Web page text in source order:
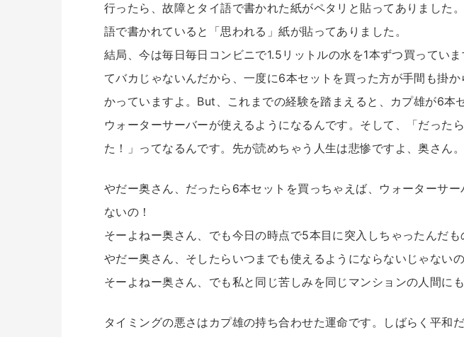
行ったら、故障とタイ語で書かれた紙がペタリと貼ってありました
語で書かれていると「思われる」紙が貼ってありました。
結局、今は毎日毎日コンビニで1.5リットルの水を1本ずつ買ってい
てバカじゃないんだから、一度に6本セットを買った方が手間も掛
かっていますよ。But、これまでの経験を踏まえると、カプ雄が6本
ウォーターサーバーが使えるようになるんです。そして、「だった
た！」ってなるんです。先が読めちゃう人生は悲惨ですよ、奥さん。
やだー奥さん、だったら6本セットを買っちゃえば、ウォーターサ
ないの！
そーよねー奥さん、でも今日の時点で5本目に突入しちゃったんだも
やだー奥さん、そしたらいつまでも使えるようにならないじゃないの
そーよねー奥さん、でも私と同じ苦しみを同じマンションの人間に
タイミングの悪さはカプ雄の持ち合わせた運命です。しばらく平和